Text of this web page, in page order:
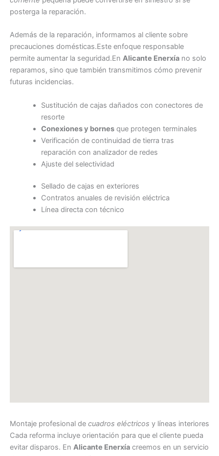
posterga la reparación.
Además de la reparación, informamos al cliente sobre
precauciones domésticas.Este enfoque responsable
permite aumentar la seguridad.En Alicante Enerxía no solo
reparamos, sino que también transmitimos cómo prevenir
futuras incidencias.
Sustitución de cajas dañados con conectores de
resorte
Conexiones y bornesque protegen terminales
Verificación de continuidad de tierra tras
reparación con analizador de redes
Ajuste del selectividad
Sellado de cajas en exteriores
Contratos anuales de revisión eléctrica
Línea directa con técnico
Montaje profesional de cuadros eléctricos y líneas interiores
Cada reforma incluye orientación para que el cliente pueda
evitar disparos. En Alicante Enerxía creemos en un servicio